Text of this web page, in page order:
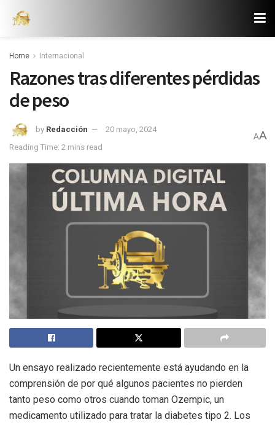
Home Internacional
Razones tras diferentes pérdidas
de peso
by Redacción
20 mayo, 2024
Reading Time: 2 mins read
AA
Un ensayo realizado recientemente está ayudando en la
comprensión de por qué algunos pacientes no pierden
tanto peso como otros cuando toman Ozempic, un
medicamento utilizado para tratar la diabetes tipo 2. Los